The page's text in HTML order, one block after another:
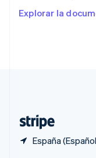
Explorar la
España
English